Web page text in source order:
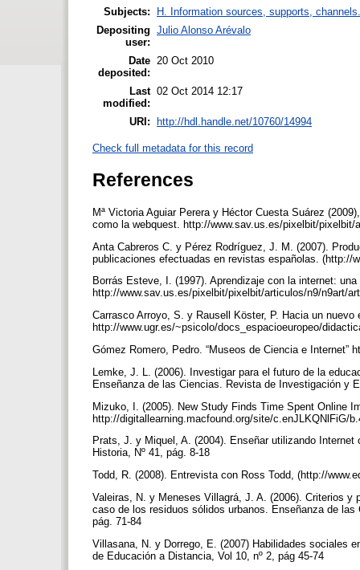
Subjects:
H. Information sources, supports, channels.
Depositing
user:
Julio Alonso Arévalo
Date
deposited:
20 Oct 2010
Last
modified:
02 Oct 2014 12:17
URI: http://hdl.handle.net/10760/14994
Check full metadata for this record
References
Mª Victoria Aguiar Perera y Héctor Cuesta Suárez
como la webquest. http://www.sav.us.es/pixelbit/
Anta Cabreros C. y Pérez Rodríguez, J. M. (2007).
publicaciones efectuadas en revistas españolas.
Borrás Esteve, I. (1997). Aprendizaje con la internet:
http://www.sav.us.es/pixelbit/pixelbit/articulos/n9/n9art/
Carrasco Arroyo, S. y Rausell Köster, P. Hacia un
http://www.ugr.es/~psicolo/docs_espacioeuropeo/
Gómez Romero, Pedro. “Museos de Ciencia e
Lemke, J. L. (2006). Investigar para el futuro de la
Enseñanza de las Ciencias. Revista de Investigación y
Mizuko, I. (2005). New Study Finds Time Spent Online
http://digitallearning.macfound.org/site/c.enJLKQNlFiG/
Prats, J. y Miquel, A. (2004). Enseñar utilizando
Historia, Nº 41, pág. 8-18
Todd, R. (2008). Entrevista con Ross Todd, (http://
Valeiras, N. y Meneses Villagrá, J. A. (2006). Criterios
caso de los residuos sólidos urbanos. Enseñanza de
pág. 71-84
Villasana, N. y Dorrego, E. (2007) Habilidades sociales
de Educación a Distancia, Vol 10, nº 2, pág 45-74